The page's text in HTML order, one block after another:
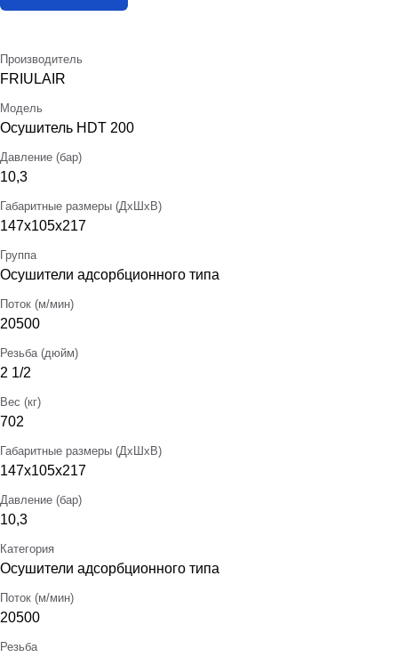
Производитель
FRIULAIR
Модель
Осушитель HDT 200
Давление (бар)
10,3
Габаритные размеры (ДхШхВ)
147х105х217
Группа
Осушители адсорбционного типа
Поток (м/мин)
20500
Резьба (дюйм)
2 1/2
Вес (кг)
702
Габаритные размеры (ДхШхВ)
147х105х217
Давление (бар)
10,3
Категория
Осушители адсорбционного типа
Поток (м/мин)
20500
Резьба